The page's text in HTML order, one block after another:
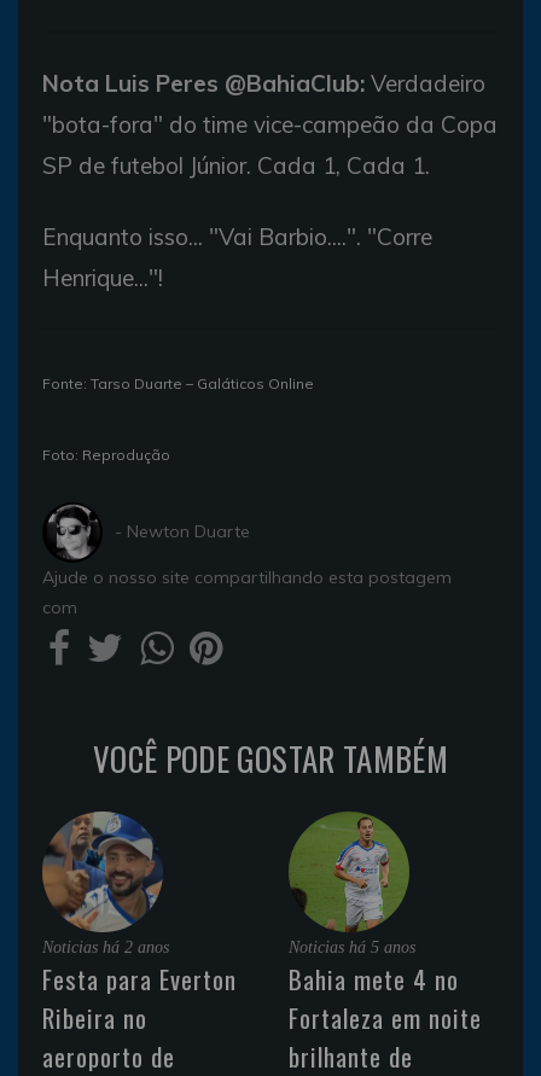
Nota Luis Peres @BahiaClub: Verdadeiro
"bota-fora" do time vice-campeão da Copa
SP de futebol Júnior. Cada 1, Cada 1.
Enquanto isso... "Vai Barbio....". "Corre
Henrique..."!
Fonte: Tarso Duarte – Galáticos Online
Foto: Reprodução
- Newton Duarte
Ajude o nosso site compartilhando esta postagem
com
VOCÊ PODE GOSTAR TAMBÉM
Noticias há 2 anos
Festa para Everton
Ribeira no
aeroporto de
Noticias há 5 anos
Bahia mete 4 no
Fortaleza em noite
brilhante de